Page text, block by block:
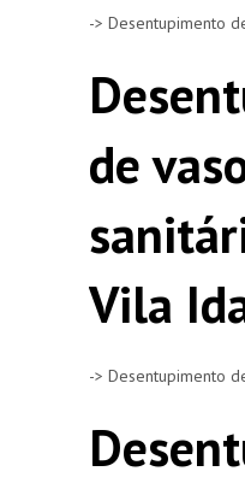
-> Desentupimento
de
Vila
-> Desentupimento